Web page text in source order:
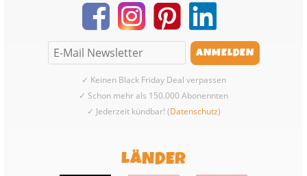
✓ Keinen Black Friday Deal verpassen
✓ Schon mehr als 150.000 Abonennten
✓ Jederzeit kündbar! (Datenschutz)
LÄNDER